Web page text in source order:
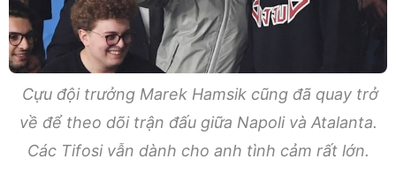
Cựu đội trưởng Marek Hamsik cũng đã quay trở
về để theo dõi trận đấu giữa Napoli và Atalanta.
Các Tifosi vẫn dành cho anh tình cảm rất lớn.